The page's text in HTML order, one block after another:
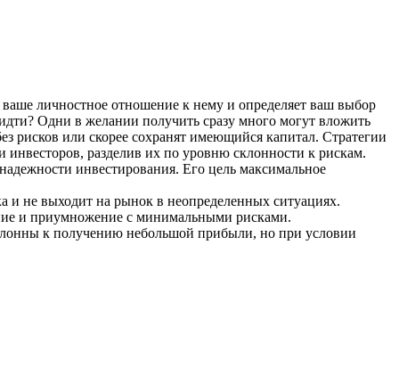
личностное отношение к нему и определяет ваш выбор
Одни в желании получить сразу много могут вложить
рисков или скорее сохранят имеющийся капитал. Стратегии
инвесторов, разделив их по уровню склонности к рискам.
инвестирования. Его цель максимальное
и не выходит на рынок в неопределенных ситуациях.
и приумножение с минимальными рисками.
к получению небольшой прибыли, но при условии